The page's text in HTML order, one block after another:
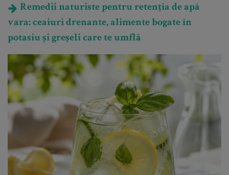
Remedii naturiste pentru retenția de apă
vara: ceaiuri drenante, alimente bogate în
potasiu și greșeli care te umflă